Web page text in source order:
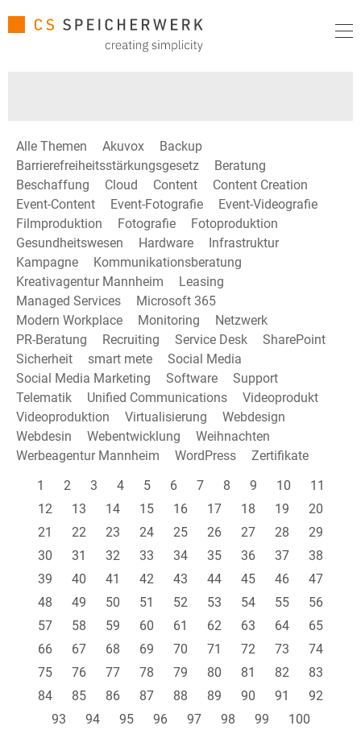
Alle Themen Akuvox
Backup
Barrierefreiheitsstärkungsgesetz
Beratung
Beschaffung
Cloud Content
Content Creation
Event-Content
Event-Fotografie
Event-Videografie
Filmproduktion
Fotografie
Fotoproduktion
Gesundheitswesen
Hardware
Infrastruktur
Kampagne
Kommunikationsberatung
Kreativagentur Mannheim
Leasing
Managed Services
Microsoft 365
Modern Workplace
Monitoring
Netzwerk
PR-Beratung
Recruiting Service Desk
SharePoint
Sicherheit
smart mete
Social Media
Social Media Marketing
Software
Support
Telematik
Unified Communications
Videoprodukt
Videoproduktion
Virtualisierung
Webdesign
Webdesin
Webentwicklung
Weihnachten
Werbeagentur Mannheim
WordPress
Zertifikate
1
2 3 4 5 6 7 8 9 10
11
12
13 14 15 16 17 18 19
20
21
22 23 24 25 26 27 28
29
30
31 32 33 34 35 36 37
38
39
40 41 42 43 44 45 46
47
48
49 50 51 52 53 54 55
56
57
58 59 60 61 62 63 64
65
66
67 68 69 70 71 72 73
74
75
76 77 78 79 80 81 82
83
84
85 86 87 88 89 90 91
92
93
94 95 96 97 98 99
100